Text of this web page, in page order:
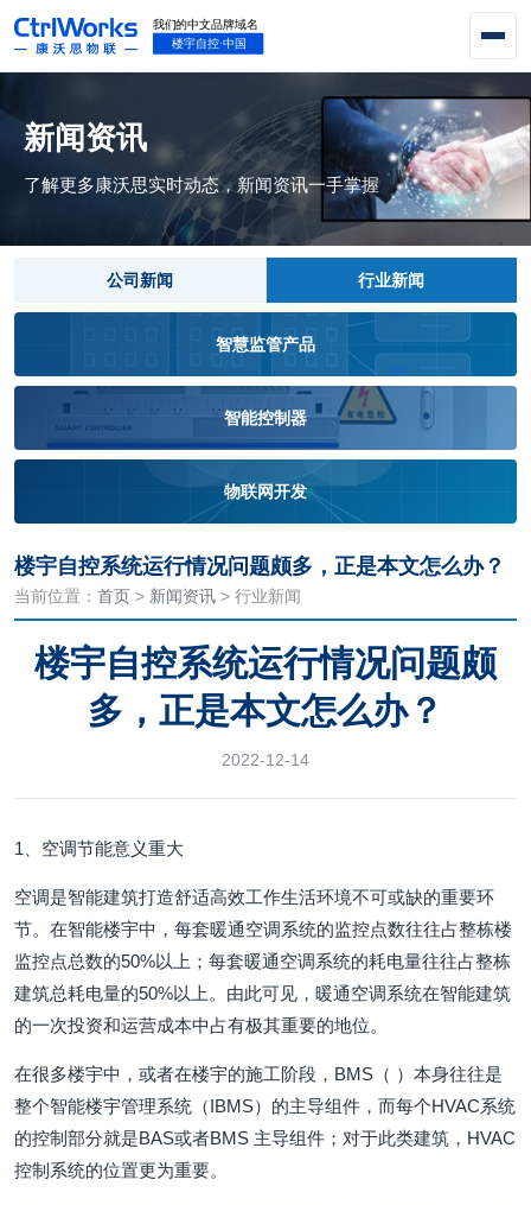
新闻资讯
了解更多康沃思实时动态，新闻资讯一手掌握
公司新闻 行业新闻
智慧监管产品
智能控制器
物联网开发
楼宇自控系统运行情况问题颇多，正是本文怎么办？
当前位置： 首页 > 新闻资讯 > 行业新闻
楼宇自控系统运行情况问题颇
多，正是本文怎么办？
2022-12-14
1、空调节能意义重大
空调是智能建筑打造舒适高效工作生活环境不可或缺的重要环
节。在智能楼宇中，每套暖通空调系统的监控点数往往占整栋楼
监控点总数的50%以上；每套暖通空调系统的耗电量往往占整栋
建筑总耗电量的50%以上。由此可见，暖通空调系统在智能建筑
的一次投资和运营成本中占有极其重要的地位。
在很多楼宇中，或者在楼宇的施工阶段，BMS（ ）本身往往是
整个智能楼宇管理系统（IBMS）的主导组件，而每个HVAC系统
的控制部分就是BAS或者BMS 主导组件；对于此类建筑，HVAC
控制系统的位置更为重要。